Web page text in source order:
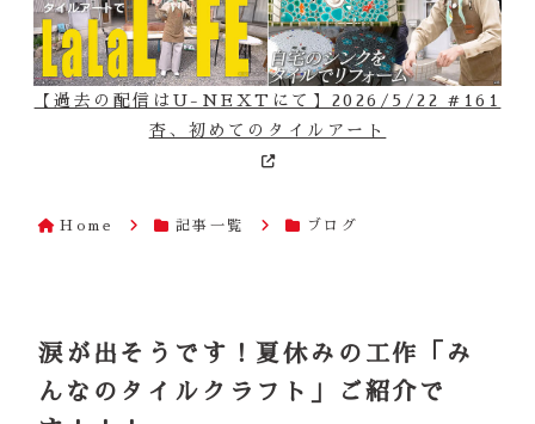
【過去の配信はU-NEXTにて】2026/5/22 #161
杏、初めてのタイルアート
Home 記事一覧 ブログ
涙が出そうです！夏休みの工作「み
んなのタイルクラフト」ご紹介で